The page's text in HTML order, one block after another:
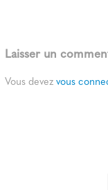
Laisser un
Vous devezvous